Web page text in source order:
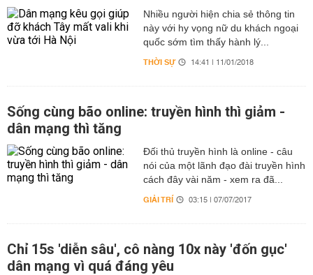
Nhiều người hiện chia sẻ thông tin
này với hy vọng nữ du khách ngoại
quốc sớm tìm thấy hành lý...
THỜI SỰ 14:41 | 11/01/2018
Sống cùng bão online: truyền hình thì giảm -
dân mạng thì tăng
Đối thủ truyền hình là online - câu
nói của một lãnh đạo đài truyền hình
cách đây vài năm - xem ra đã...
GIẢI TRÍ 03:15 | 07/07/2017
Chỉ 15s 'diễn sâu', cô nàng 10x này 'đốn gục'
dân mạng vì quá đáng yêu